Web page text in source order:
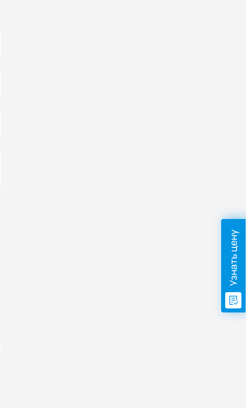
Узнать цену